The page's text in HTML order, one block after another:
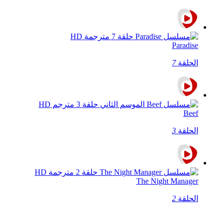
Paradise
الحلقة7
Beef
الحلقة 3
The Night Manager
الحلقة 2